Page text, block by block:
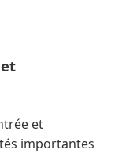
et
importantes